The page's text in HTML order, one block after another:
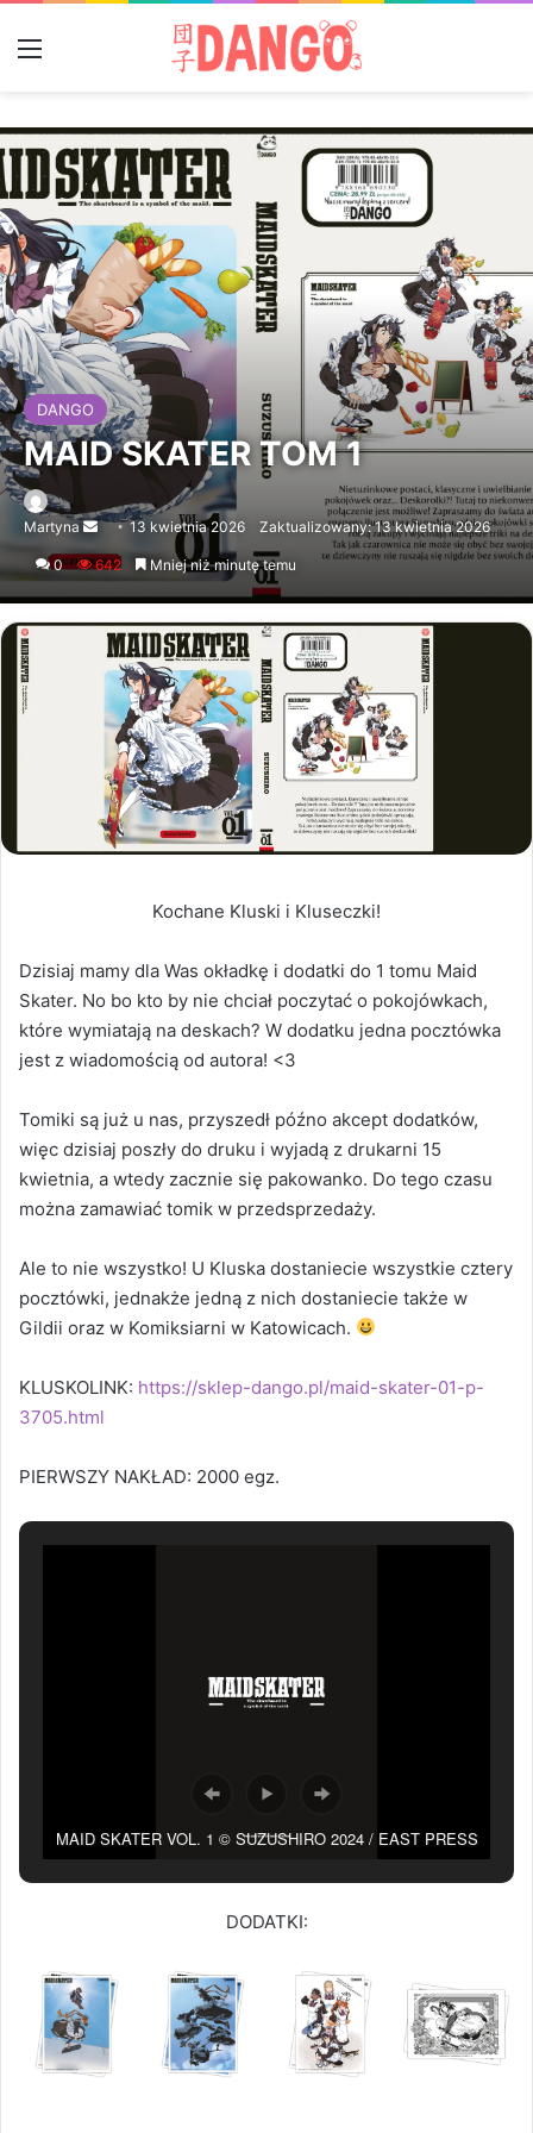
DANGO
MAID SKATER TOM 1
Martyna
Send
an
email
13 kwietnia 2026 Zaktualizowany: 13 kwietnia 2026
0 642 Mniej niż minutę temu
Kochane Kluski i Kluseczki!
Dzisiaj mamy dla Was okładkę i dodatki do 1 tomu Maid
Skater. No bo kto by nie chciał poczytać o pokojówkach,
które wymiatają na deskach? W dodatku jedna pocztówka
jest z wiadomością od autora! <3
Tomiki są już u nas, przyszedł późno akcept dodatków,
więc dzisiaj poszły do druku i wyjadą z drukarni 15
kwietnia, a wtedy zacznie się pakowanko. Do tego czasu
można zamawiać tomik w przedsprzedaży.
Ale to nie wszystko! U Kluska dostaniecie wszystkie cztery
pocztówki, jednakże jedną z nich dostaniecie także w
Gildii oraz w Komiksiarni w Katowicach.
KLUSKOLINK: https://sklep-dango.pl/maid-skater-01-p-
3705.html
PIERWSZY NAKŁAD: 2000 egz.
MAID SKATER VOL. 1 © SUZUSHIRO 2024 / EAST PRESS
DODATKI: